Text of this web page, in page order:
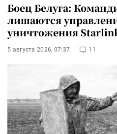
Боец Белуга:
лишаются
уничтожения
5 августа 2026, 07:37 11